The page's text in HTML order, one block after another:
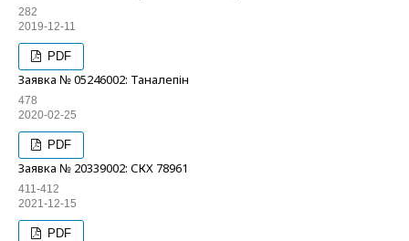
282
2019-12-11
PDF
Заявка № 05246002: Таналепін
478
2020-02-25
PDF
Заявка № 20339002: СКХ 78961
411-412
2021-12-15
PDF